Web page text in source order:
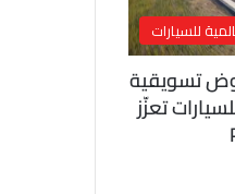
للسيارات
تسويقية
تعزّز